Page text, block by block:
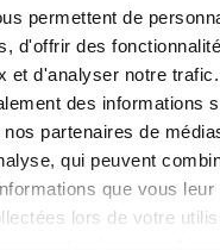
permettent de
d'offrir des
et d'analyser notre
des informations
partenaires de
qui peuvent
que vous leur
lors de votre
1-A qui compense la baisse
difficultés rencontrées par
disposer d'une « visibilité
avec des contrats à
30 septembre, contre 4,2
et Boursorama du 21